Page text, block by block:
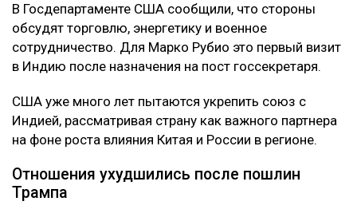
В Госдепартаменте США сообщили, что стороны
обсудят торговлю, энергетику и военное
сотрудничество. Для Марко Рубио это первый визит
в Индию после назначения на пост госсекретаря.
США уже много лет пытаются укрепить союз с
Индией, рассматривая страну как важного партнера
на фоне роста влияния Китая и России в регионе.
Отношения ухудшились после пошлин
Трампа